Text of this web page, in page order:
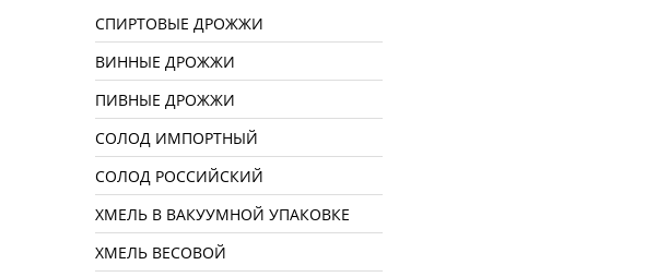
СПИРТОВЫЕ ДРОЖЖИ
ВИННЫЕ ДРОЖЖИ
ПИВНЫЕ ДРОЖЖИ
СОЛОД ИМПОРТНЫЙ
СОЛОД РОССИЙСКИЙ
ХМЕЛЬ В ВАКУУМНОЙ УПАКОВКЕ
ХМЕЛЬ ВЕСОВОЙ